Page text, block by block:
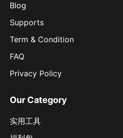
Blog
Supports
Term & Condition
FAQ
Privacy Policy
Our Category
实用工具